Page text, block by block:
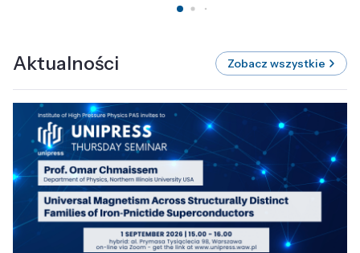
Aktualności Zobacz wszystkie